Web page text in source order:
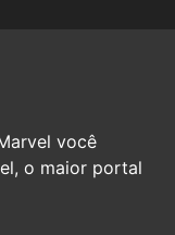
você
o maior portal